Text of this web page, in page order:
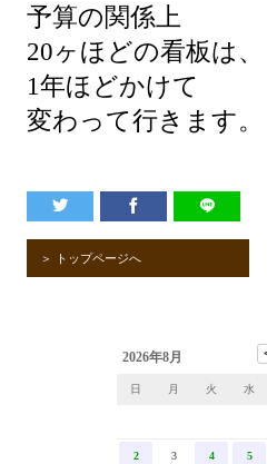
予算の関係上
20ヶほどの看板は、
1年ほどかけて
変わって行きます。
＞ トップページへ
2026年8月
日 月 火 水
2 3 4 5